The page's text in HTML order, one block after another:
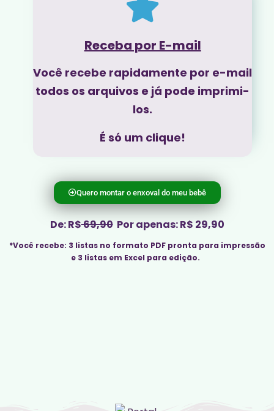
Receba por E-mail
Você recebe rapidamente por e-mail
todos os arquivos e já pode imprimi-
los.
É só um clique!
Quero montar o enxoval do meu bebê
De: R$69,90 Por apenas: R$ 29,90
*Você recebe: 3 listas no formato PDF pronta para impressão
e 3 listas em Excel para edição.